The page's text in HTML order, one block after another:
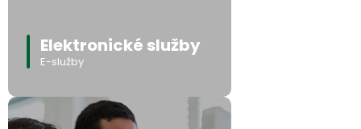
Elektronické služby
E-služby